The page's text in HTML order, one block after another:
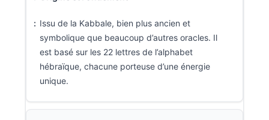
Issu de la Kabbale, bien plus ancien et
symbolique que beaucoup d’autres oracles. Il
est basé sur les 22 lettres de l’alphabet
hébraïque, chacune porteuse d’une énergie
unique.